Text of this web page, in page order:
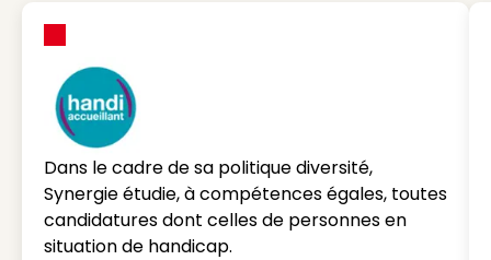
Dans le cadre de sa politique diversité,
Synergie étudie, à compétences égales, toutes
candidatures dont celles de personnes en
situation de handicap.